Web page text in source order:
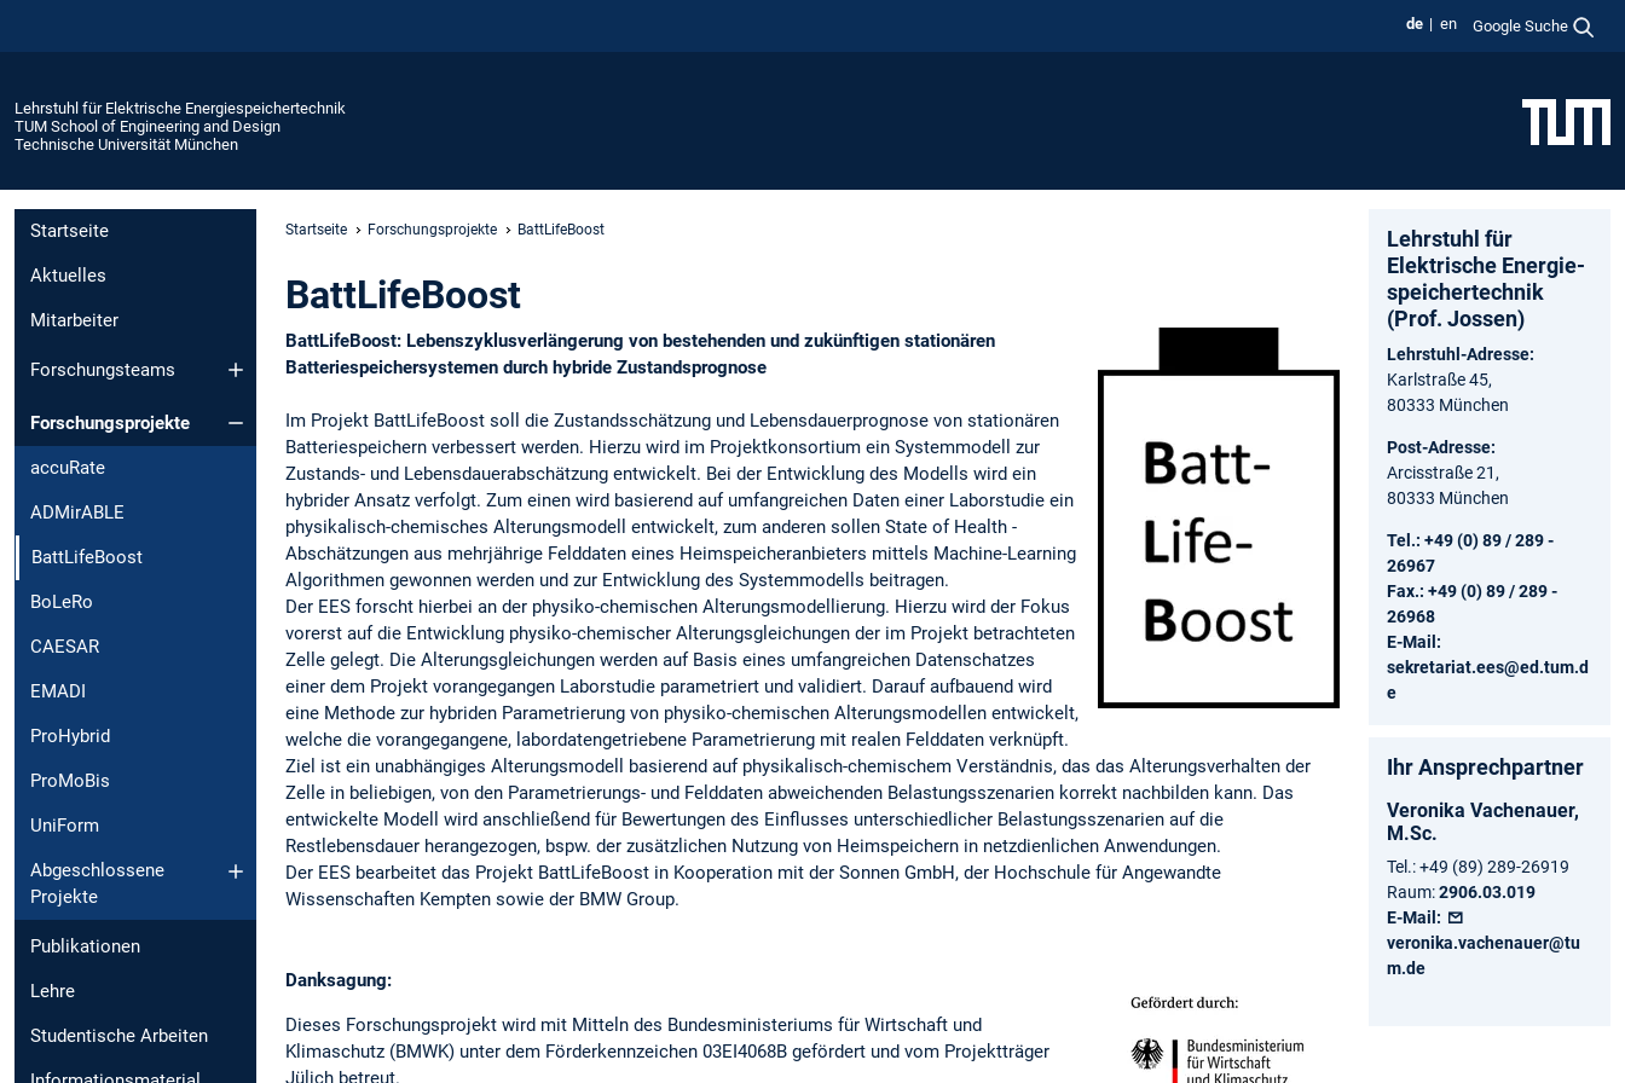
de en Google Suche
Lehrstuhl für Elektrische Energiespeichertechnik
TUM School of Engineering and Design
Technische Universität München
Startseite
Aktuelles
Mitarbeiter
Forschungsteams
Forschungsprojekte
accuRate
ADMirABLE
BattLifeBoost
BoLeRo
CAESAR
EMADI
ProHybrid
ProMoBis
UniForm
Abgeschlossene
Projekte
Publikationen
Lehre
Studentische Arbeiten
Startseite Forschungsprojekte BattLifeBoost
BattLifeBoost
BattLifeBoost: Lebenszyklusverlängerung von bestehenden und zukünftigen stationären
Batteriespeichersystemen durch hybride Zustandsprognose
Im Projekt BattLifeBoost soll die Zustandsschätzung und Lebensdauerprognose von stationären
Batteriespeichern verbessert werden. Hierzu wird im Projektkonsortium ein Systemmodell zur
Zustands- und Lebensdauerabschätzung entwickelt. Bei der Entwicklung des Modells wird ein
hybrider Ansatz verfolgt. Zum einen wird basierend auf umfangreichen Daten einer Laborstudie ein
physikalisch-chemisches Alterungsmodell entwickelt, zum anderen sollen State of Health -
Abschätzungen aus mehrjährige Felddaten eines Heimspeicheranbieters mittels Machine-Learning
Algorithmen gewonnen werden und zur Entwicklung des Systemmodells beitragen.
Der EES forscht hierbei an der physiko-chemischen Alterungsmodellierung. Hierzu wird der Fokus
vorerst auf die Entwicklung physiko-chemischer Alterungsgleichungen der im Projekt betrachteten
Zelle gelegt. Die Alterungsgleichungen werden auf Basis eines umfangreichen Datenschatzes
einer dem Projekt vorangegangen Laborstudie parametriert und validiert. Darauf aufbauend wird
eine Methode zur hybriden Parametrierung von physiko-chemischen Alterungsmodellen entwickelt,
welche die vorangegangene, labordatengetriebene Parametrierung mit realen Felddaten verknüpft.
Ziel ist ein unabhängiges Alterungsmodell basierend auf physikalisch-chemischem Verständnis, das das Alterungsverhalten der
Zelle in beliebigen, von den Parametrierungs- und Felddaten abweichenden Belastungsszenarien korrekt nachbilden kann. Das
entwickelte Modell wird anschließend für Bewertungen des Einflusses unterschiedlicher Belastungsszenarien auf die
Restlebensdauer herangezogen, bspw. der zusätzlichen Nutzung von Heimspeichern in netzdienlichen Anwendungen.
Der EES bearbeitet das Projekt BattLifeBoost in Kooperation mit der Sonnen GmbH, der Hochschule für Angewandte
Wissenschaften Kempten sowie der BMW Group.
Danksagung:
Dieses Forschungsprojekt wird mit Mitteln des Bundesministeriums für Wirtschaft und
Klimaschutz (BMWK) unter dem Förderkennzeichen 03EI4068B gefördert und vom Projektträger
Jülich betreut.
Lehrstuhl für
Elektrische Energie­
speicher­technik
(Prof. Jossen)
Lehrstuhl-Adresse:
Karlstraße 45,
80333 München
Post-Adresse:
Arcisstraße 21,
80333 München
Tel.: +49 (0) 89 / 289 -
26967
Fax.: +49 (0) 89 / 289 -
26968
E-Mail:
sekretariat.ees@ed.tum.d
e
Ihr Ansprechpartner
Veronika Vachenauer,
M.Sc.
Tel.:+49 (89) 289-26919
Raum:2906.03.019
E-Mail:
veronika.vachenauer@tu
m.de